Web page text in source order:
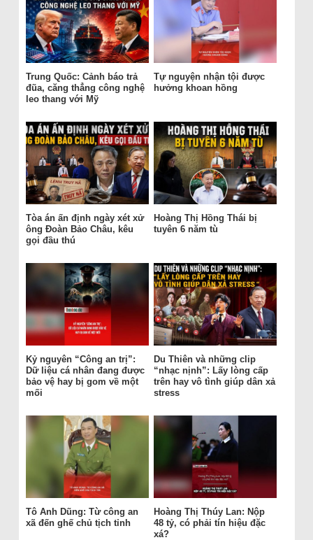
Trung Quốc: Cảnh báo trả
đũa, căng thẳng công nghệ
leo thang với Mỹ
Tự nguyện nhận tội được
hưởng khoan hồng
Tòa án ấn định ngày xét xử
ông Đoàn Bảo Châu, kêu
gọi đầu thú
Hoàng Thị Hồng Thái bị
tuyên 6 năm tù
Kỷ nguyên “Công an trị”:
Dữ liệu cá nhân đang được
bảo vệ hay bị gom về một
mối
Du Thiên và những clip
“nhạc nịnh”: Lấy lòng cấp
trên hay vô tình giúp dân xả
stress
Tô Anh Dũng: Từ công an
xã đến ghế chủ tịch tỉnh
Hoàng Thị Thúy Lan: Nộp
48 tỷ, có phải tín hiệu đặc
xá?